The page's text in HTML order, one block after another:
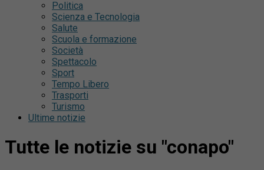
Politica
Scienza e Tecnologia
Salute
Scuola e formazione
Società
Spettacolo
Sport
Tempo Libero
Trasporti
Turismo
Ultime notizie
Tutte le notizie su "conapo"